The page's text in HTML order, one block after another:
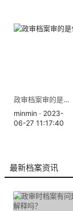
政审档案审的是什么？
minmin · 2023-
06-27 11:17:40
最新档案资讯